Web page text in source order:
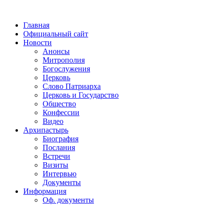
Главная
Официальный сайт
Новости
Анонсы
Митрополия
Богослужения
Церковь
Слово Патриарха
Церковь и Государство
Общество
Конфессии
Видео
Архипастырь
Биография
Послания
Встречи
Визиты
Интервью
Документы
Информация
Оф. документы